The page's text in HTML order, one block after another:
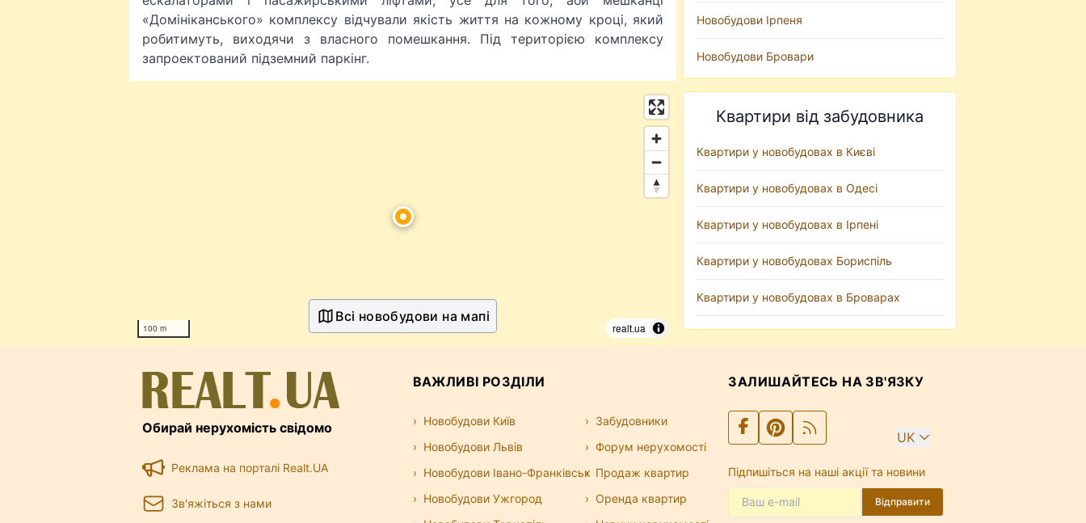
«Домініканського» комплексу відчували якість життя на кожному кроці, який
робитимуть, виходячи з власного помешкання. Під територією комплексу
запроектований підземний паркінг.
100 m realt.ua
Всі новобудови на мапі
Новобудови Ірпеня
Новобудови Бровари
Квартири від забудовника
Квартири у новобудовах в Києві
Квартири у новобудовах в Одесі
Квартири у новобудовах в Ірпені
Квартири у новобудовах Бориспіль
Квартири у новобудовах в Броварах
Обирай нерухомість свідомо
Реклама на порталі Realt.UA
Зв'яжіться з нами
ВАЖЛИВІ РОЗДІЛИ
Новобудови Київ
Новобудови Львів
Новобудови Івано-Франківськ
Новобудови Ужгород
Забудовники
Форум нерухомості
Продаж квартир
Оренда квартир
ЗАЛИШАЙТЕСЬ НА ЗВ'ЯЗКУ
UK
Підпишіться на наші акції та новини
Відправити